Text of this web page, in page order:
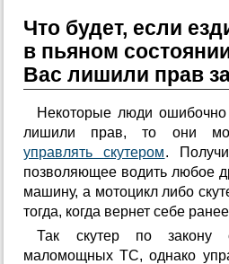
Что будет, если
в пьяном
Вас лишили прав
Некоторые люди ошибочно
лишили прав, то они
управлять скутером.
позволяющее водить любое
машину, а мотоцикл либо
тогда, когда вернет себе
Так скутер по закону
маломощных ТС, однако